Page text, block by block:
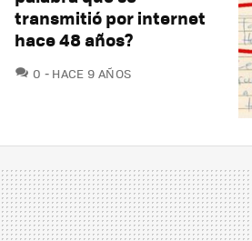
transmitió por internet
hace 48 años?
0 COMENTARIOS
HACE 9 AÑOS